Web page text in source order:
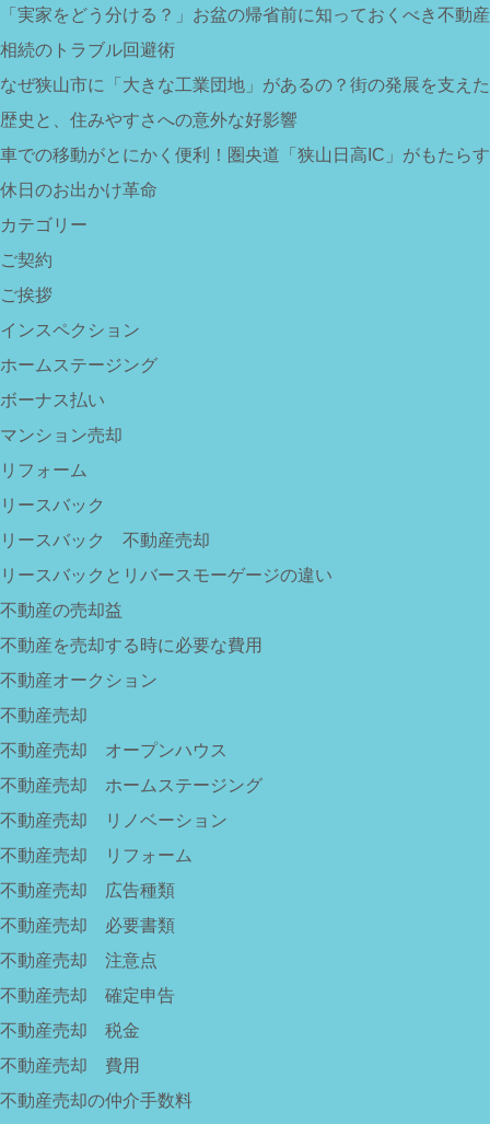
「実家をどう分ける？」お盆の帰省前に知っておくべき不動産
相続のトラブル回避術
なぜ狭山市に「大きな工業団地」があるの？街の発展を支えた
歴史と、住みやすさへの意外な好影響
車での移動がとにかく便利！圏央道「狭山日高IC」がもたらす
休日のお出かけ革命
カテゴリー
ご契約
ご挨拶
インスペクション
ホームステージング
ボーナス払い
マンション売却
リフォーム
リースバック
リースバック 不動産売却
リースバックとリバースモーゲージの違い
不動産の売却益
不動産を売却する時に必要な費用
不動産オークション
不動産売却
不動産売却 オープンハウス
不動産売却 ホームステージング
不動産売却 リノベーション
不動産売却 リフォーム
不動産売却 広告種類
不動産売却 必要書類
不動産売却 注意点
不動産売却 確定申告
不動産売却 税金
不動産売却 費用
不動産売却の仲介手数料